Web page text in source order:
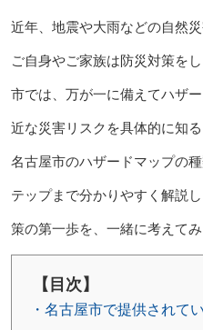
近年、地震や大雨などの自然
ご自身やご家族は防災対策を
市では、万が一に備えてハザ
近な災害リスクを具体的に知
名古屋市のハザードマップの
テップまで分かりやすく解説
策の第一歩を、一緒に考えてみ
【目次】
・名古屋市で提供されて